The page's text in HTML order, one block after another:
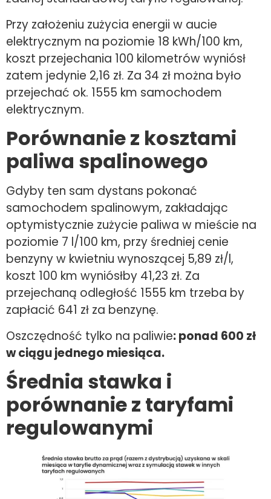
Przy założeniu zużycia energii w aucie
elektrycznym na poziomie 18 kWh/100 km,
koszt przejechania 100 kilometrów wyniósł
zatem jedynie 2,16 zł. Za 34 zł można było
przejechać ok. 1555 km samochodem
elektrycznym.
Porównanie z kosztami
paliwa spalinowego
Gdyby ten sam dystans pokonać
samochodem spalinowym, zakładając
optymistycznie zużycie paliwa w mieście na
poziomie 7 l/100 km, przy średniej cenie
benzyny w kwietniu wynoszącej 5,89 zł/l,
koszt 100 km wyniósłby 41,23 zł. Za
przejechaną odległość 1555 km trzeba by
zapłacić 641 zł za benzynę.
Oszczędność tylko na paliwie: ponad 600 zł
w ciągu jednego miesiąca.
Średnia stawka i
porównanie z taryfami
regulowanymi